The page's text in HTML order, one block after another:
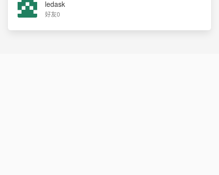
ledask
好友0